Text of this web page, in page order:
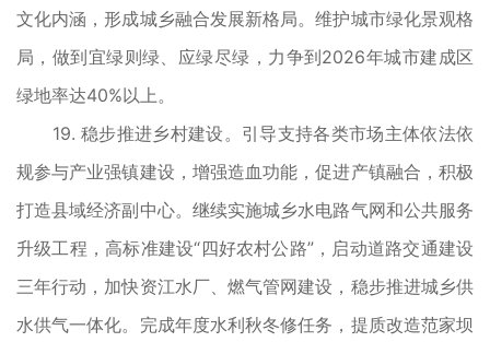
文化内涵，形成城乡融合发展新格局。维护城市绿化景观格
局，做到宜绿则绿、应绿尽绿，力争到2026年城市建成区
绿地率达40%以上。
19. 稳步推进乡村建设。引导支持各类市场主体依法依
规参与产业强镇建设，增强造血功能，促进产镇融合，积极
打造县域经济副中心。继续实施城乡水电路气网和公共服务
升级工程，高标准建设“四好农村公路”，启动道路交通建设
三年行动，加快资江水厂、燃气管网建设，稳步推进城乡供
水供气一体化。完成年度水利秋冬修任务，提质改造范家坝